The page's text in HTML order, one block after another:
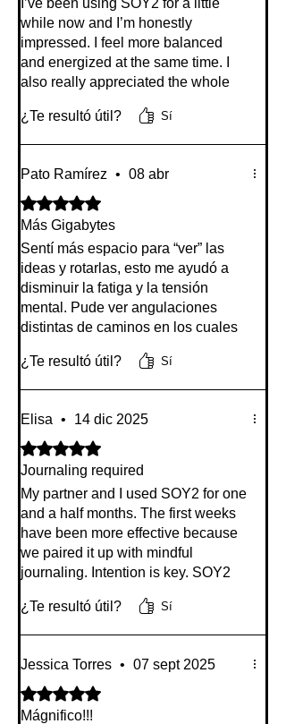
I’ve been using SOY2 for a little
while now and I’m honestly
impressed. I feel more balanced
and energized at the same time. I
also really appreciated the whole
know Alex, and learning more about
the products and treatments. It all
genuine. Thank you, Alex.
Highly recommended!
¿Te resultó útil? Sí
Pato Ramírez • 08 abr
Obtuvo 5 de 5 estrellas.
Más Gigabytes
Sentí más espacio para “ver” las
ideas y rotarlas, esto me ayudó a
disminuir la fatiga y la tensión
mental. Pude ver angulaciones
distintas de caminos en los cuales
¿Te resultó útil?
Sí
Elisa •
14 dic 2025
Obtuvo 5 de 5 estrellas.
Journaling required
My partner and I used SOY2 for one
and a half months. The first weeks
have been more effective because
we paired it up with mindful
journaling. Intention is key. SOY2
¿Te resultó útil?
Sí
Jessica Torres • 07 sept 2025
Obtuvo 5 de 5 estrellas.
Mágnifico!!!